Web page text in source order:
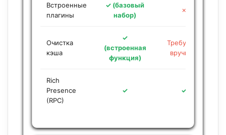
Встроенные
плагины
✓ (базовый
набор)
✗
Очистка
кэша
✓
(встроенная
функция)
Требуется
вручную
Rich
Presence
(RPC)
✓ ✓